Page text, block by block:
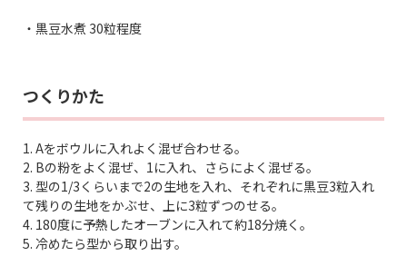
・黒豆水煮 30粒程度
つくりかた
1. Aをボウルに入れよく混ぜ合わせる。
2. Bの粉をよく混ぜ、1に入れ、さらによく混ぜる。
3. 型の1/3くらいまで2の生地を入れ、それぞれに黒豆3粒入れ
て残りの生地をかぶせ、上に3粒ずつのせる。
4. 180度に予熱したオーブンに入れて約18分焼く。
5. 冷めたら型から取り出す。